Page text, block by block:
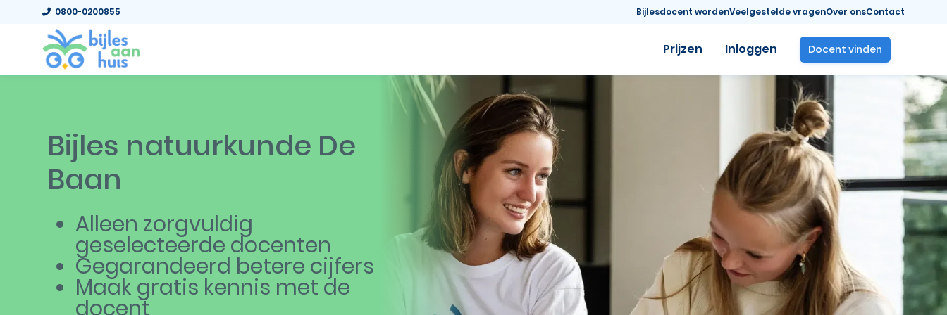
0800-0200855 Bijlesdocent wordenVeelgestelde vragenOver onsContact
Prijzen Inloggen Docent vinden
Bijles natuurkunde De
Baan
Alleen zorgvuldig
geselecteerde docenten
Gegarandeerd betere cijfers
Maak gratis kennis met de
docent